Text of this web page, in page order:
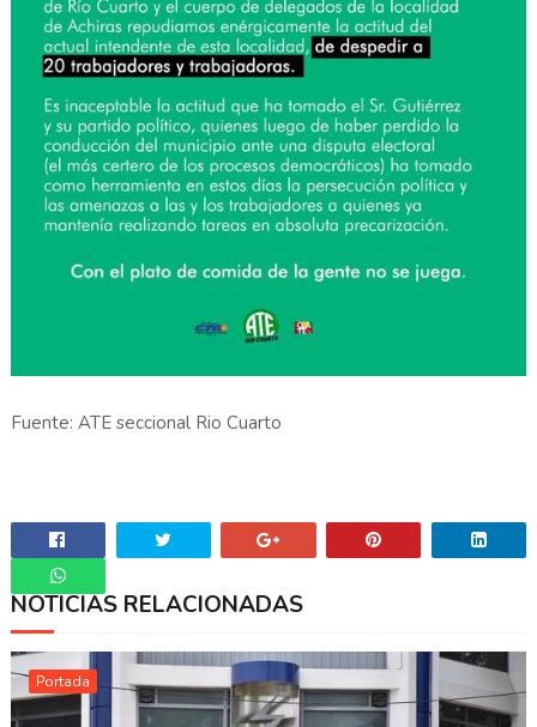
Fuente: ATE seccional Rio Cuarto
Whatsapp
NOTICIAS RELACIONADAS
Portada